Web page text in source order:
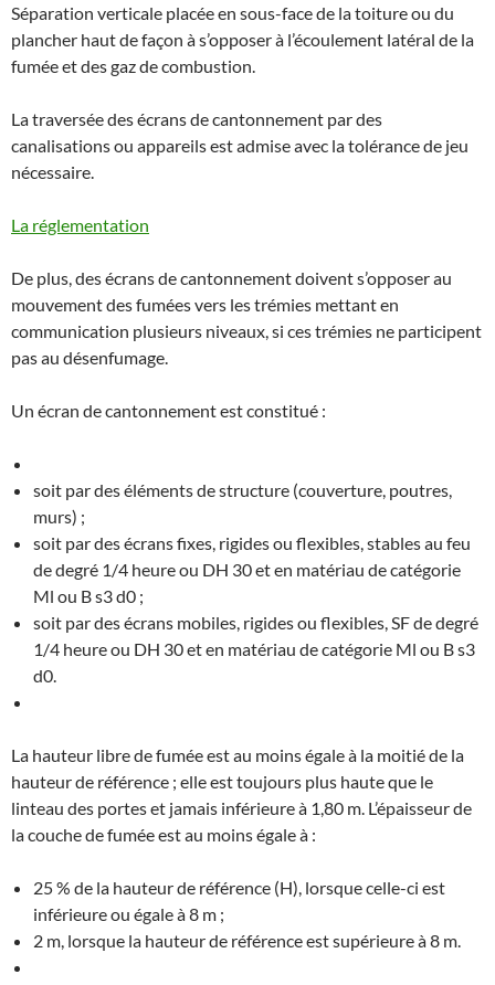
Séparation verticale placée en sous-face de la toiture ou du
plancher haut de façon à s’opposer à l’écoulement latéral de la
fumée et des gaz de combustion.
La traversée des écrans de cantonnement par des
canalisations ou appareils est admise avec la tolérance de jeu
nécessaire.
La réglementation
De plus, des écrans de cantonnement doivent s’opposer au
mouvement des fumées vers les trémies mettant en
communication plusieurs niveaux, si ces trémies ne participent
pas au désenfumage.
Un écran de cantonnement est constitué :
soit par des éléments de structure (couverture, poutres,
murs) ;
soit par des écrans fixes, rigides ou flexibles, stables au feu
de degré 1/4 heure ou DH 30 et en matériau de catégorie
Ml ou B s3 d0 ;
soit par des écrans mobiles, rigides ou flexibles, SF de degré
1/4 heure ou DH 30 et en matériau de catégorie Ml ou B s3
d0.
La hauteur libre de fumée est au moins égale à la moitié de la
hauteur de référence ; elle est toujours plus haute que le
linteau des portes et jamais inférieure à 1,80 m. L’épaisseur de
la couche de fumée est au moins égale à :
25 % de la hauteur de référence (H), lorsque celle-ci est
inférieure ou égale à 8 m ;
2 m, lorsque la hauteur de référence est supérieure à 8 m.